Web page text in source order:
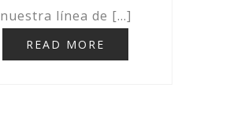
nuestra línea de […]
READ MORE